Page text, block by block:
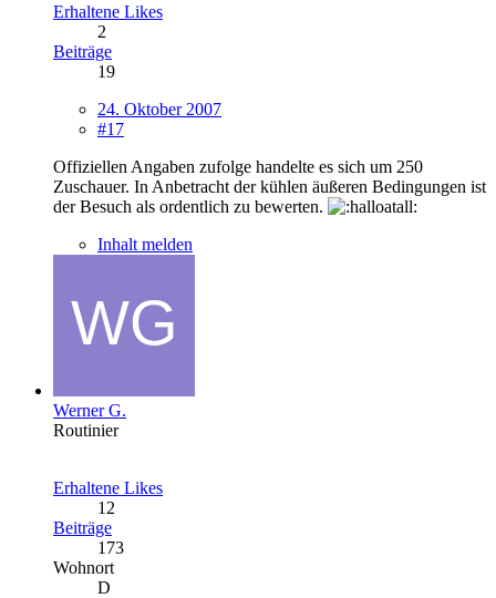
Erhaltene Likes
2
Beiträge
19
24. Oktober 2007
#17
Offiziellen Angaben zufolge handelte es sich um 250
Zuschauer. In Anbetracht der kühlen äußeren Bedingungen ist
der Besuch als ordentlich zu bewerten.
Inhalt melden
Werner G.
Routinier
Erhaltene Likes
12
Beiträge
173
Wohnort
D